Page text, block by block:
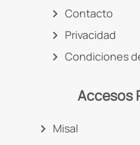
Contacto
Privacidad
Condiciones
Accesos
Misal